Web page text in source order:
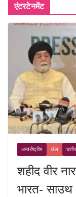
एंटरटेनमेंट
अन्तर्राष्ट्रीय खेल
शहीद वीर
भारत- साउथ